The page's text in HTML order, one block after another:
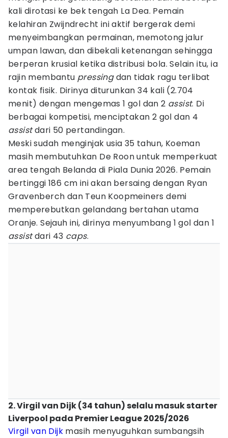
kali dirotasi ke bek tengah La Dea. Pemain
kelahiran Zwijndrecht ini aktif bergerak demi
menyeimbangkan permainan, memotong jalur
umpan lawan, dan dibekali ketenangan sehingga
berperan krusial ketika distribusi bola. Selain itu, ia
rajin membantu pressingdan tidak ragu terlibat
kontak fisik. Dirinya diturunkan 34 kali (2.704
menit) dengan mengemas 1 gol dan 2 assist. Di
berbagai kompetisi, menciptakan 2 gol dan 4
assistdari 50 pertandingan.
Meski sudah menginjak usia 35 tahun, Koeman
masih membutuhkan De Roon untuk memperkuat
area tengah Belanda di Piala Dunia 2026. Pemain
bertinggi 186 cm ini akan bersaing dengan Ryan
Gravenberch dan Teun Koopmeiners demi
memperebutkan gelandang bertahan utama
Oranje. Sejauh ini, dirinya menyumbang 1 gol dan 1
assistdari 43 caps.
2. Virgil van Dijk (34 tahun) selalu masuk starter
Liverpool pada Premier League 2025/2026
Virgil van Dijk masih menyuguhkan sumbangsih